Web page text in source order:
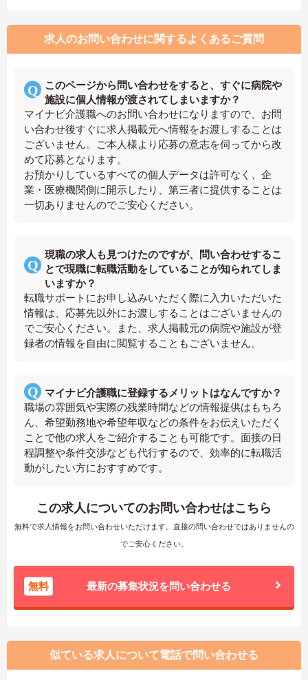
求人のお問い合わせに関するよくあるご質問
このページから問い合わせをすると、すぐに病院や
施設に個人情報が渡されてしまいますか？
マイナビ介護職へのお問い合わせになりますので、お問
い合わせ後すぐに求人掲載元へ情報をお渡しすることは
ございません。ご本人様より応募の意志を伺ってから改
めて応募となります。
お預かりしているすべての個人データは許可なく、企
業・医療機関側に開示したり、第三者に提供することは
一切ありませんのでご安心ください。
現職の求人も見つけたのですが、問い合わせするこ
とで現職に転職活動をしていることが知られてしま
いますか？
転職サポートにお申し込みいただく際に入力いただいた
情報は、応募先以外にお渡しすることはございませんの
でご安心ください。また、求人掲載元の病院や施設が登
録者の情報を自由に閲覧することもございません。
マイナビ介護職に登録するメリットはなんですか？
職場の雰囲気や実際の残業時間などの情報提供はもちろ
ん、希望勤務地や希望年収などの条件をお伝えいただく
ことで他の求人をご紹介することも可能です。面接の日
程調整や条件交渉なども代行するので、効率的に転職活
動がしたい方におすすめです。
この求人についてのお問い合わせはこちら
無料で求人情報をお問い合わせいただけます。直接の問い合わせではありませんの
でご安心ください。
無料 最新の募集状況を問い合わせる
似ている求人について電話で問い合わせる